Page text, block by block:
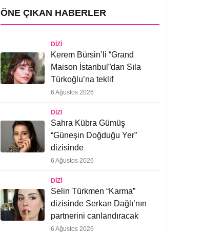
ÖNE ÇIKAN HABERLER
DIZI
Kerem Bürsin’li “Grand
Maison İstanbul”dan Sıla
Türkoğlu’na teklif
6 Ağustos 2026
DIZI
Sahra Kübra Gümüş
“Güneşin Doğduğu Yer”
dizisinde
6 Ağustos 2026
DIZI
Selin Türkmen “Karma”
dizisinde Serkan Dağlı’nın
partnerini canlandıracak
6 Ağustos 2026